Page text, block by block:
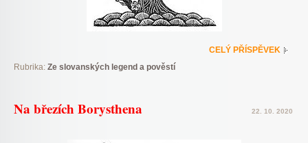
CELÝ PŘÍSPĚVEK
Rubrika: Ze slovanských legend a pověstí
Na březích Borysthena 22. 10. 2020